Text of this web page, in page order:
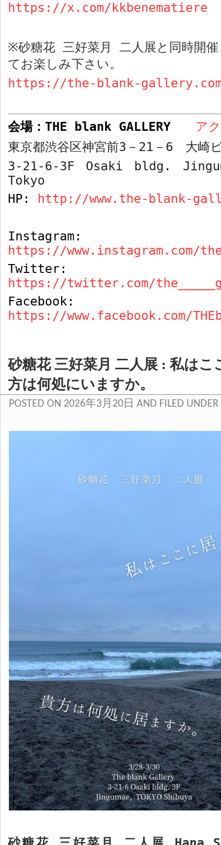
https://x.com/kkbenematiere
※砂糖花 三好菜月 二人展と同時開
てお楽しみ下さい。
https://the-blank-
会場： THE blank GALLERY
ア
東京都渋谷区神宮前3 － 21 － 6 大崎
3-21-6-3F Osaki bldg.
Tokyo
HP:
http://www.the-blank-
Instagram:
https://www.instagram.com/
Twitter:
https://twitter.com/
Facebook:
https://www.facebook.com/
砂糖花 三好菜月 二人展 : 私はこ
方は何処にいますか。
POSTED ON 2026年3月20日 AND FILED UNDER